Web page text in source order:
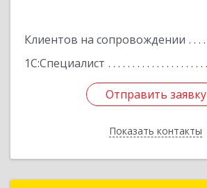
Клиентов на сопровождении
1С:Специалист
Отправить заявку
Показать контакты
Отправить заявку
Назад